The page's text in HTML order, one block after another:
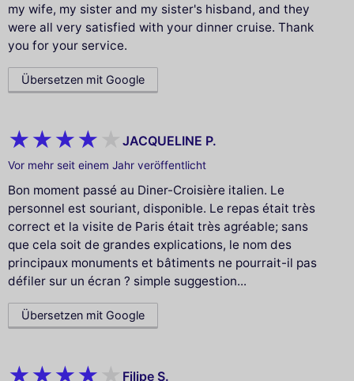
my wife, my sister and my sister's hisband, and they
were all very satisfied with your dinner cruise. Thank
you for your service.
Übersetzen mit Google
JACQUELINE P.
Vor mehr seit einem Jahr veröffentlicht
Bon moment passé au Diner-Croisière italien. Le
personnel est souriant, disponible. Le repas était très
correct et la visite de Paris était très agréable; sans
que cela soit de grandes explications, le nom des
principaux monuments et bâtiments ne pourrait-il pas
défiler sur un écran ? simple suggestion...
Übersetzen mit Google
Filipe S.